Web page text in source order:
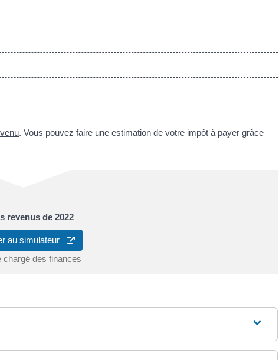
. Vous pouvez faire une estimation de votre impôt à payer grâce
revenus de 2022
au simulateur
chargé des finances